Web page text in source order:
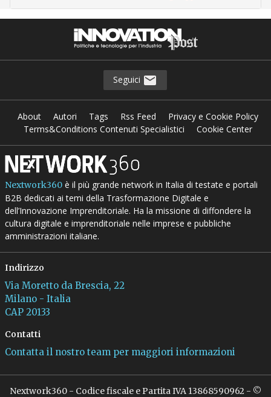
Seguici
About Autori Tags Rss Feed
Privacy e Cookie Policy
Terms&Conditions Contenuti Specialistici
Cookie Center
Nextwork360è il più grande network in Italia di testate e portali
B2B dedicati ai temi della Trasformazione Digitale e
dell’Innovazione Imprenditoriale. Ha la missione di diffondere la
cultura digitale e imprenditoriale nelle imprese e pubbliche
amministrazioni italiane.
Indirizzo
Via Moretto da Brescia, 22
Milano - Italia
CAP 20133
Contatti
Contatta il nostro team per maggiori informazioni
Nextwork360 - Codice fiscale e Partita IVA 13868590962 - ©